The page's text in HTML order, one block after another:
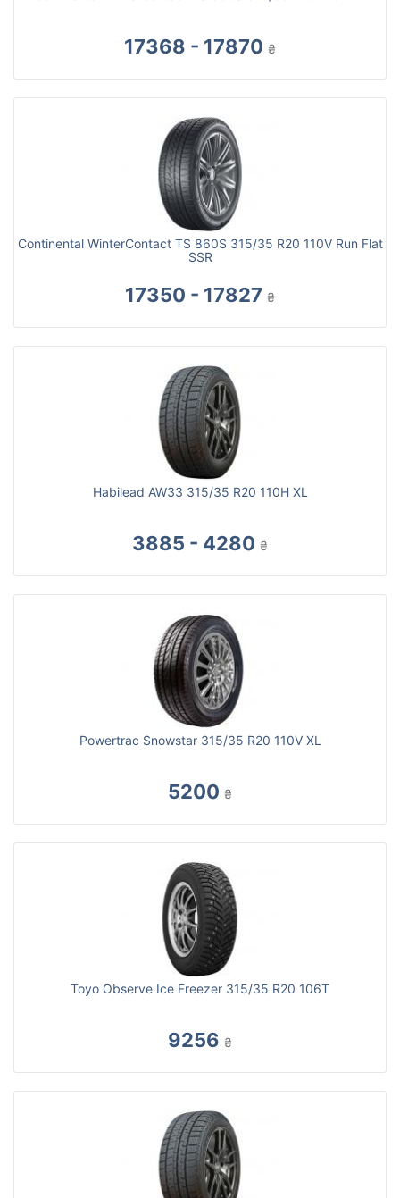
17368 - 17870 ₴
Continental WinterContact TS 860S 315/35 R20 110V Run Flat
SSR
17350 - 17827 ₴
Habilead AW33 315/35 R20 110H XL
3885 - 4280 ₴
Powertrac Snowstar 315/35 R20 110V XL
5200 ₴
Toyo Observe Ice Freezer 315/35 R20 106T
9256 ₴